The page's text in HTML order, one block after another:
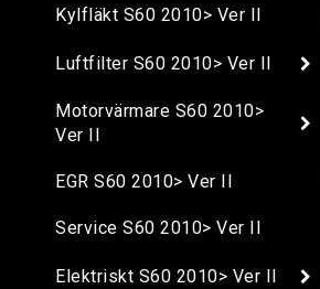
Kylfläkt S60 2010> Ver II
Luftfilter S60 2010> Ver II
Motorvärmare S60 2010>
Ver II
EGR S60 2010> Ver II
Service S60 2010> Ver II
Elektriskt S60 2010> Ver II